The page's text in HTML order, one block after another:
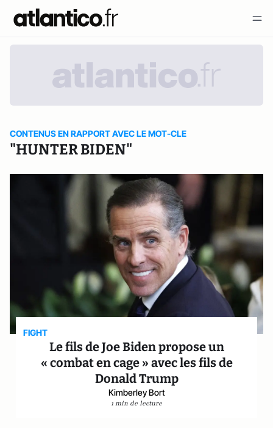
CONTENUS EN RAPPORT AVEC LE MOT-CLE
"HUNTER BIDEN"
FIGHT
Le fils de Joe Biden propose un
« combat en cage » avec les fils de
Donald Trump
Kimberley Bort
1 min de lecture